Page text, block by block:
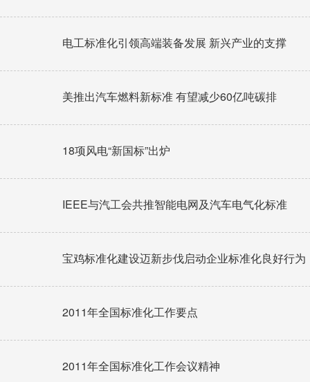
电工标准化引领高端装备发展 新兴产业的支撑
美推出汽车燃料新标准 有望减少60亿吨碳排
18项风电“新国标”出炉
IEEE与汽工会共推智能电网及汽车电气化标准
宝鸡标准化建设迈新步伐启动企业标准化良好行为
2011年全国标准化工作要点
2011年全国标准化工作会议精神